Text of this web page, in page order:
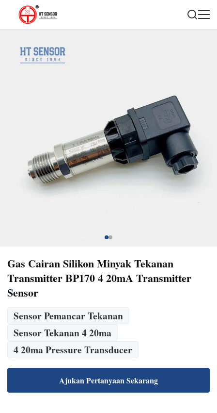
Gas Cairan Silikon Minyak Tekanan
Transmitter BP170 4 20mA Transmitter
Sensor
Sensor Pemancar Tekanan
Sensor Tekanan 4 20ma
4 20ma Pressure Transducer
Ajukan Pertanyaan Sekarang